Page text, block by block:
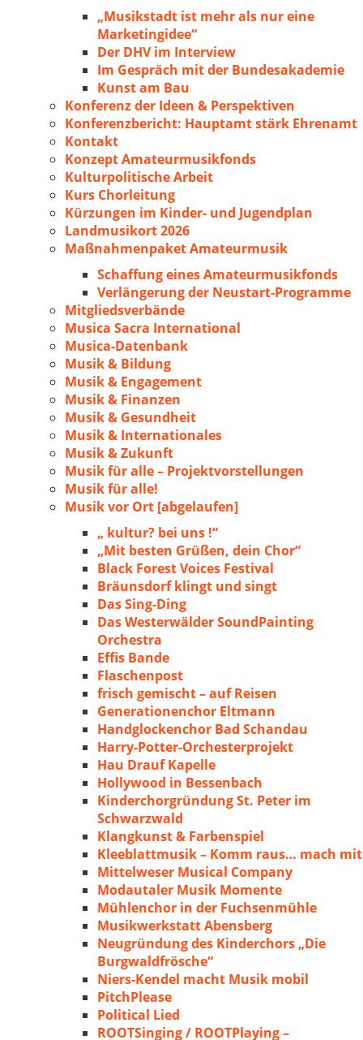
„Musikstadt ist mehr als nur eine
Marketingidee“
Der DHV im Interview
Im Gespräch mit der Bundesakademie
Kunst am Bau
Konferenz der Ideen & Perspektiven
Konferenzbericht: Hauptamt stärk Ehrenamt
Kontakt
Konzept Amateurmusikfonds
Kulturpolitische Arbeit
Kurs Chorleitung
Kürzungen im Kinder- und Jugendplan
Landmusikort 2026
Maßnahmenpaket Amateurmusik
Schaffung eines Amateurmusikfonds
Verlängerung der Neustart-Programme
Mitgliedsverbände
Musica Sacra International
Musica-Datenbank
Musik & Bildung
Musik & Engagement
Musik & Finanzen
Musik & Gesundheit
Musik & Internationales
Musik & Zukunft
Musik für alle – Projektvorstellungen
Musik für alle!
Musik vor Ort [abgelaufen]
„ kultur? bei uns !“
„Mit besten Grüßen, dein Chor“
Black Forest Voices Festival
Bräunsdorf klingt und singt
Das Sing-Ding
Das Westerwälder SoundPainting
Orchestra
Effis Bande
Flaschenpost
frisch gemischt – auf Reisen
Generationenchor Eltmann
Handglockenchor Bad Schandau
Harry-Potter-Orchesterprojekt
Hau Drauf Kapelle
Hollywood in Bessenbach
Kinderchorgründung St. Peter im
Schwarzwald
Klangkunst & Farbenspiel
Kleeblattmusik – Komm raus… mach mit
Mittelweser Musical Company
Modautaler Musik Momente
Mühlenchor in der Fuchsenmühle
Musikwerkstatt Abensberg
Neugründung des Kinderchors „Die
Burgwaldfrösche“
Niers-Kendel macht Musik mobil
PitchPlease
Political Lied
ROOTSinging / ROOTPlaying –